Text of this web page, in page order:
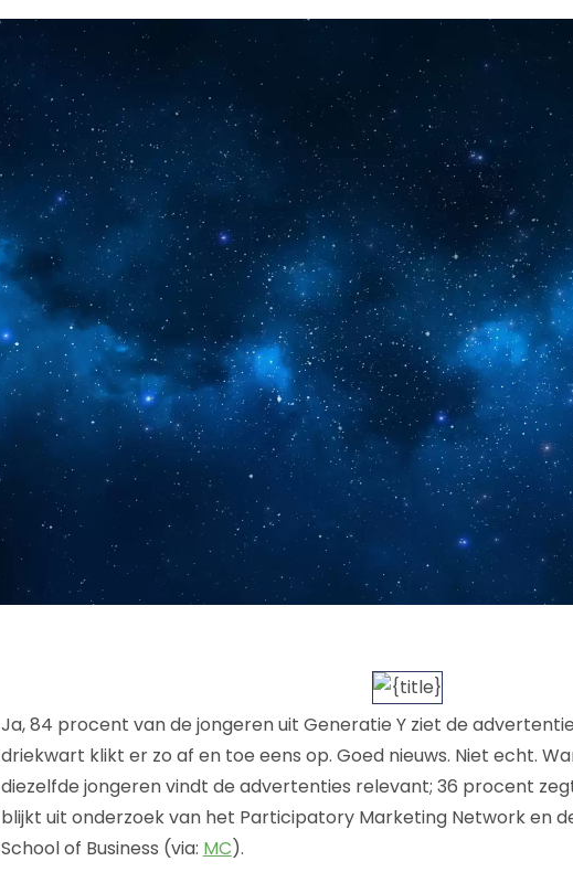
Ja, 84 procent van de jongeren uit Generatie Y ziet de
driekwart klikt er zo af en toe eens op. Goed nieuws. Niet echt.
diezelfde jongeren vindt de advertenties relevant; 36 procent
blijkt uit onderzoek van het Participatory Marketing Network en
School of Business (via: MC).